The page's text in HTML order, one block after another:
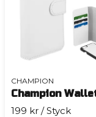
CHAMPION
199 kr / Styck